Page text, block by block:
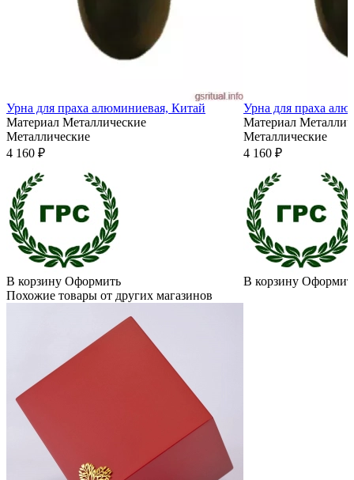
Урна для праха алюминиевая, Китай
Материал Металлические
Металлические
4 160 ₽
В корзину Оформить
Урна для праха
Материал
Металлические
4 160 ₽
В корзину
Похожие товары от других магазинов